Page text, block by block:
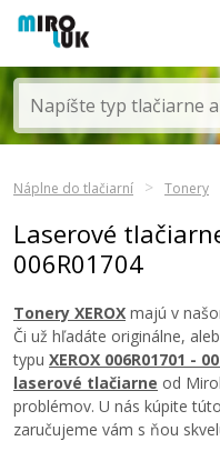
Náplne do tlačiarní Tonery
Laserové
006R01704
Tonery XEROX majú v
Či už hľadáte originálne,
typu XEROX 006R01701 -
laserové tlačiarne od
problémov. U nás kúpite
zaručujeme vám s ňou